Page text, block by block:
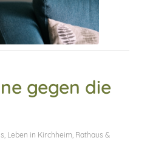
gegen die
Leben in Kirchheim Rathaus &